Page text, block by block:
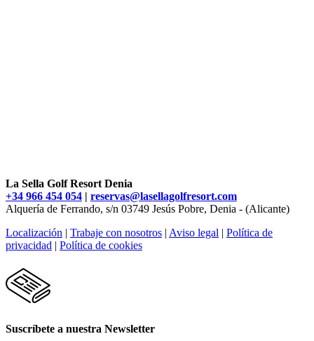
La Sella Golf Resort Denia
+34 966 454 054 | reservas@lasellagolfresort.com
Alquería de Ferrando, s/n 03749 Jesús Pobre, Denia - (Alicante)
Localización | Trabaje con nosotros | Aviso legal | Política de
privacidad | Política de cookies
Suscríbete a nuestra Newsletter